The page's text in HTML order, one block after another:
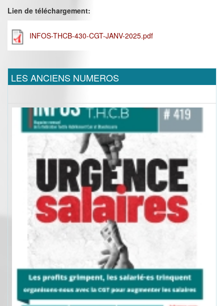
Lien de téléchargement:
INFOS-THCB-430-CGT-JANV-2025.pdf
LES ANCIENS NUMEROS